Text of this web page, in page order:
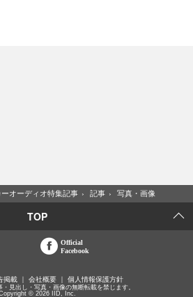
ーオーディオ特集記事 › 記事 › 写真・画像
TOP
Official
Facebook
掲載 会社概要 個人情報保護方針
見出し・写真・画像の無断転載を禁じます。
© 2026 IID, Inc.